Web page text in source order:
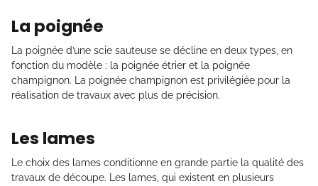
La poignée
La poignée d’une scie sauteuse se décline en deux types, en
fonction du modèle : la poignée étrier et la poignée
champignon. La poignée champignon est privilégiée pour la
réalisation de travaux avec plus de précision.
Les lames
Le choix des lames conditionne en grande partie la qualité des
travaux de découpe. Les lames, qui existent en plusieurs